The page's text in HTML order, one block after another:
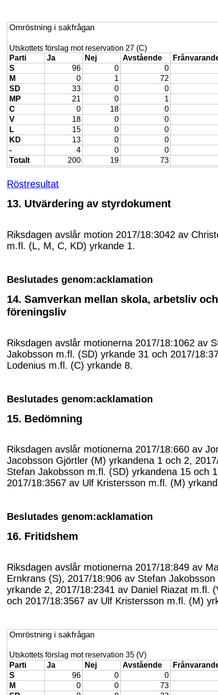
Omröstning i sakfrågan
Utskottets förslag mot reservation 27 (C)
Parti
Ja Nej Avstående
S
96 0
0
M
0 1
72
SD
33 0
0
MP
21 0
1
C
0 18
0
V
18 0
0
L
15 0
0
KD
13 0
0
-
4 0
0
Totalt
200 19 73
Röstresultat
13. Utvärdering av styrdokument
Riksdagen avslår motion 2017/18:3042 av
m.fl. (L, M, C, KD) yrkande 1.
Beslutades genom:acklamation
14. Samverkan mellan skola, arbetsliv och
föreningsliv
Riksdagen avslår motionerna 2017/18:1062 av
Jakobsson m.fl. (SD) yrkande 31 och 2017/
Lodenius m.fl. (C) yrkande 8.
Beslutades genom:acklamation
15. Bedömning
Riksdagen avslår motionerna 2017/18:660 av
Jacobsson Gjörtler (M) yrkandena 1 och 2,
Stefan Jakobsson m.fl. (SD) yrkandena 15 och
2017/18:3567 av Ulf Kristersson m.fl. (M)
Beslutades genom:acklamation
16. Fritidshem
Riksdagen avslår motionerna 2017/18:849 av
Ernkrans (S), 2017/18:906 av Stefan
yrkande 2, 2017/18:2341 av Daniel Riazat m.fl.
och 2017/18:3567 av Ulf Kristersson m.fl. (M)
Omröstning i sakfrågan
Utskottets förslag mot reservation 35 (V)
Parti
Ja Nej Avstående
S
96 0
0
M
0 0
73